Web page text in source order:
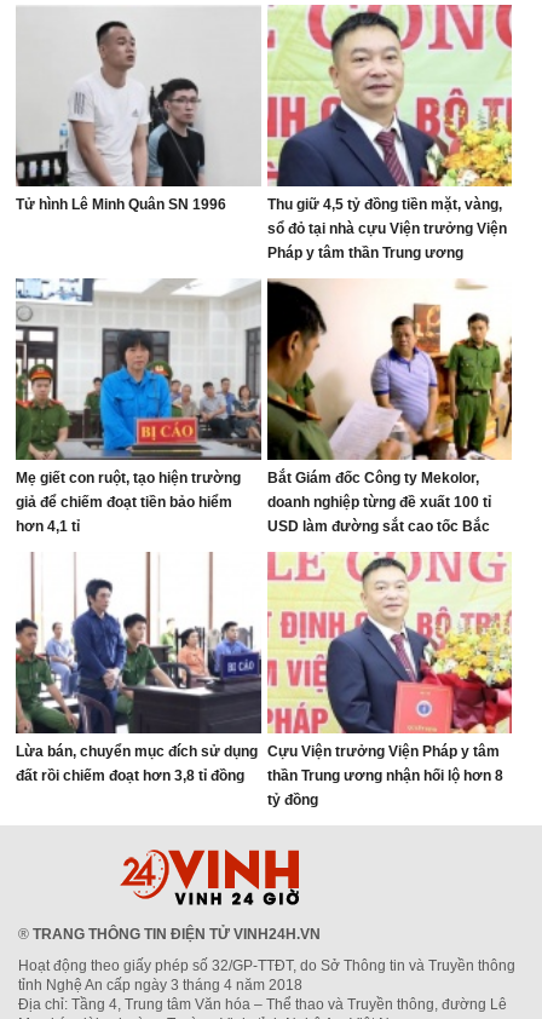
Tử hình Lê Minh Quân SN 1996
Thu giữ 4,5 tỷ đồng tiền mặt, vàng,
sổ đỏ tại nhà cựu Viện trưởng Viện
Pháp y tâm thần Trung ương
Mẹ giết con ruột, tạo hiện trường
giả để chiếm đoạt tiền bảo hiểm
hơn 4,1 tỉ
Bắt Giám đốc Công ty Mekolor,
doanh nghiệp từng đề xuất 100 tỉ
USD làm đường sắt cao tốc Bắc
Nam
Lừa bán, chuyển mục đích sử dụng
đất rồi chiếm đoạt hơn 3,8 tỉ đồng
Cựu Viện trưởng Viện Pháp y tâm
thần Trung ương nhận hối lộ hơn 8
tỷ đồng
® TRANG THÔNG TIN ĐIỆN TỬ VINH24H.VN
Hoạt động theo giấy phép số 32/GP-TTĐT, do Sở Thông tin và Truyền thông
tỉnh Nghệ An cấp ngày 3 tháng 4 năm 2018
Địa chỉ: Tầng 4, Trung tâm Văn hóa – Thể thao và Truyền thông, đường Lê